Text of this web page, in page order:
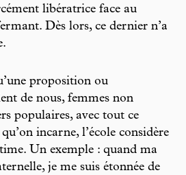
libératrice face au
Dès lors, ce dernier n’a
proposition ou
de nous, femmes non
populaires, avec tout ce
incarne, l’école considère
Un exemple : quand ma
je me suis étonnée de